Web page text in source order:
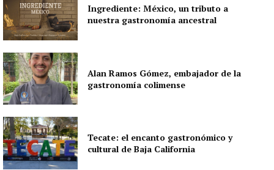
Ingrediente: México, un tributo a
nuestra gastronomía ancestral
Alan Ramos Gómez, embajador de la
gastronomía colimense
Tecate: el encanto gastronómico y
cultural de Baja California